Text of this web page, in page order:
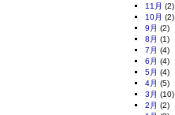
11月 (2)
10月 (2)
9月 (2)
8月 (1)
7月 (4)
6月 (4)
5月 (4)
4月 (5)
3月 (10)
2月 (2)